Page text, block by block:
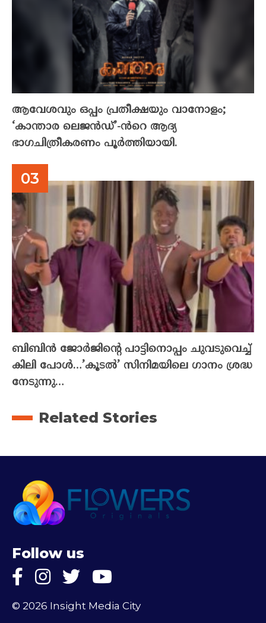
ആവേശവും ഒപ്പം പ്രതീക്ഷയും വാനോളം;
‘കാന്താര ലെജൻഡ്’-ൻറെ ആദ്യ
ഭാഗചിത്രീകരണം പൂർത്തിയായി.
ബിബിൻ ജോർജിന്റെ പാട്ടിനൊപ്പം ചുവടുവെച്ച്
കിലി പോൾ…’കൂടൽ’ സിനിമയിലെ ഗാനം ശ്രദ്ധ
നേടുന്നു…
Related Stories
Follow us
© 2026 Insight Media City